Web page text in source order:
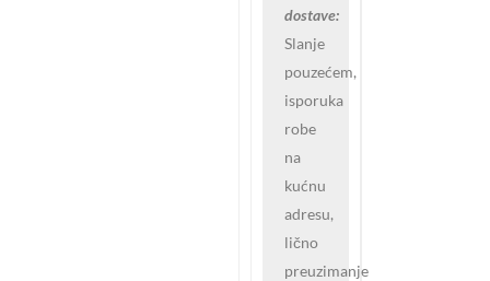
dostave:
Slanje
pouzećem,
isporuka
robe
na
kućnu
adresu,
lično
preuzimanje